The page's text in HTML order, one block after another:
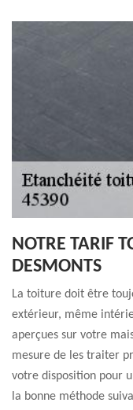
NOTRE TARIF
DESMONTS
La toiture doit être
extérieur, même
aperçues sur votre
mesure de les traiter
votre disposition pour
la bonne méthode